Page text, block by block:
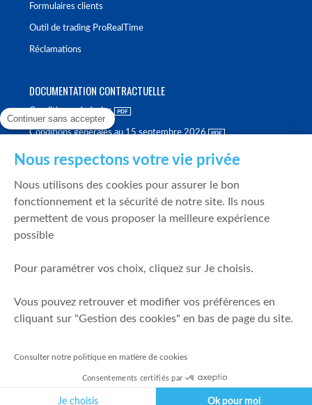
Formulaires clients
Outil de trading ProRealTime
Réclamations
DOCUMENTATION CONTRACTUELLE
Conditions générales
Conditions générales au 15 septembre 2026
Politique de meilleure sélection
Politique de durabilité
Fonds de garantie des dépôts et de résolution
Mentions légales
Prévention de la fraude
Politique de gestion des conflits d'intérêts
Continuer sans accepter
Nous respectons votre vie privée
Nous utilisons des cookies pour assurer le bon
fonctionnement et la sécurité de notre site. Ils nous
permettent de vous proposer la meilleure expérience
possible
Pour paramétrer vos choix, cliquez sur Je choisis.
Vous pouvez retrouver et modifier vos préférences en
cliquant sur "Gestion des cookies" en bas de page du site.
Consulter notre politique en matière de cookies
Consentements certifiés par
Je choisis Ok pour moi